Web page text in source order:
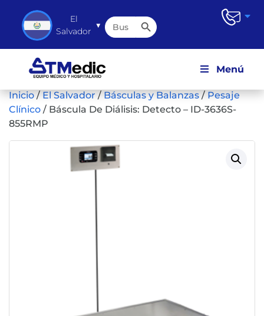
El
Salvador
▼ Buscar:Botón de búsqueda
Menú
Inicio/El Salvador/Básculas y Balanzas/Pesaje
Clínico / Báscula De Diálisis: Detecto – ID-3636S-
855RMP